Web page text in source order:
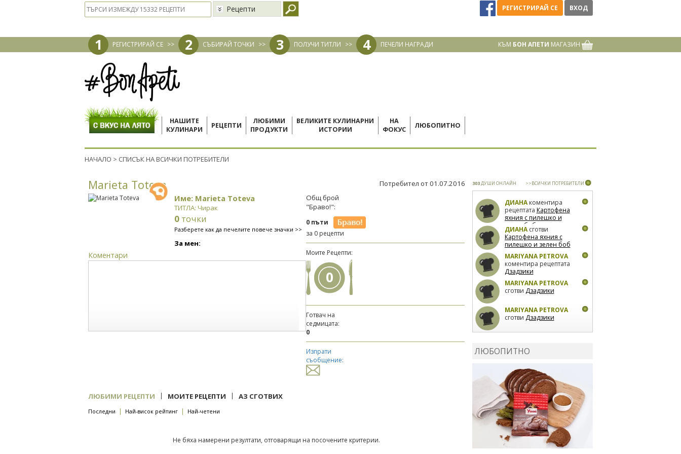
Рецепти РЕГИСТРИРАЙ СЕ ВХОД
1 РЕГИСТРИРАЙ СЕ >> 2 СЪБИРАЙ ТОЧКИ >> 3 ПОЛУЧИ ТИТЛИ >> 4 ПЕЧЕЛИ НАГРАДИ КЪМ БОН АПЕТИ МАГАЗИН
НАШИТЕ
КУЛИНАРИ
РЕЦЕПТИ
ЛЮБИМИ
ПРОДУКТИ
ВЕЛИКИТЕ КУЛИНАРНИ
ИСТОРИИ
НА
ФОКУС
ЛЮБОПИТНО
НАЧАЛО > СПИСЪК НА ВСИЧКИ ПОТРЕБИТЕЛИ
Marieta Toteva Потребител от 01.07.2016
Име: Marieta Toteva
ТИТЛА: Чирак
0 точки
Разберете как да печелите повече значки >>
За мен:
Коментари
Общ брой
"Браво!":
0 пъти
за 0 рецепти
Моите Рецепти:
0
Готвач на
седмицата:
0
Изпрати
съобщение:
ЛЮБИМИ РЕЦЕПТИ | МОИТЕ РЕЦЕПТИ | АЗ СГОТВИХ
Последни | Най-висок рейтинг | Най-четени
Не бяха намерени резултати, отговарящи на посочените критерии.
303ДУШИ ОНЛАЙН >>ВСИЧКИ ПОТРЕБИТЕЛИ
ДИАНАкоментира
рецептата Картофена
яхния с пилешко и
зелен боб
ДИАНАсготви
Картофена яхния с
пилешко и зелен боб
MARIYANA PETROVA
коментира рецептата
Дзадзики
MARIYANA PETROVA
сготви Дзадзики
MARIYANA PETROVA
сготви Дзадзики
фурна
рецептатаСвински
ребра с печени
картофи
ЛЮБОПИТНО